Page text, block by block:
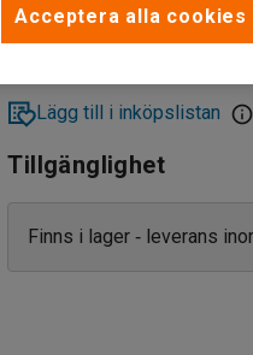
Lägg till i inköpslistan
Tillgänglighet
Finns i lager‑ leverans
Acceptera alla cookies